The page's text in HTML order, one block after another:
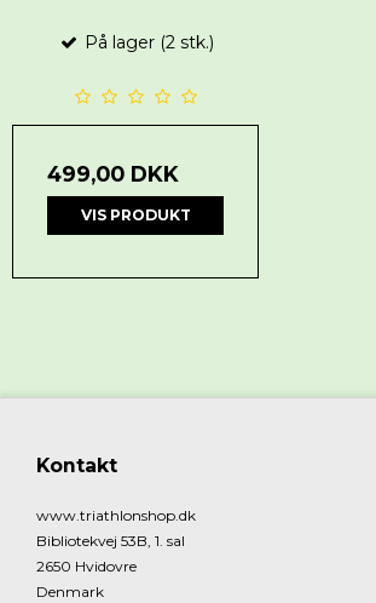
På lager (2 stk.)
499,00 DKK
VIS PRODUKT
Kontakt
www.triathlonshop.dk
Bibliotekvej 53B, 1. sal
2650 Hvidovre
Denmark